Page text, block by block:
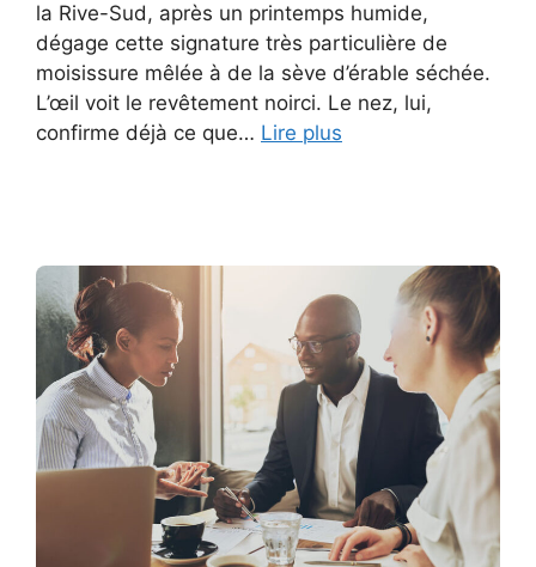
la Rive-Sud, après un printemps humide,
dégage cette signature très particulière de
moisissure mêlée à de la sève d’érable séchée.
L’œil voit le revêtement noirci. Le nez, lui,
confirme déjà ce que… Lire plus